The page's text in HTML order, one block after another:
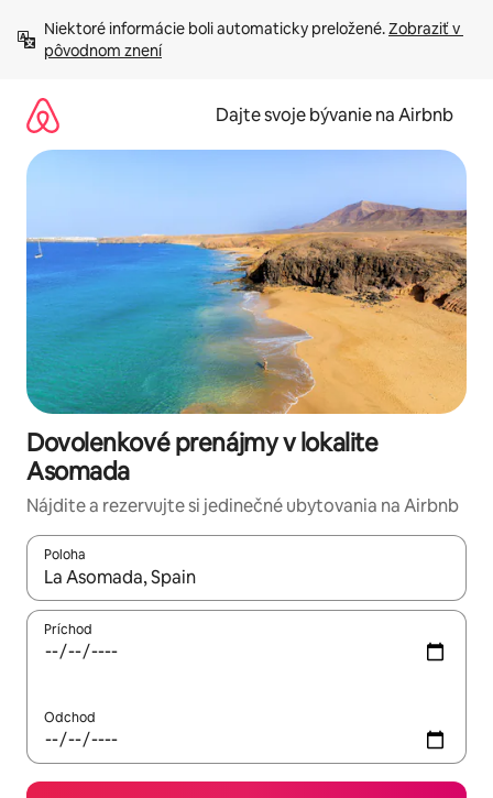
obsah.
Niektoré informácie boli automaticky preložené. Zobraziť v
pôvodnom znení
Dajte svoje bývanie na Airbnb
Dovolenkové prenájmy v lokalite
Asomada
Nájdite a rezervujte si jedinečné ubytovania na Airbnb
Poloha
Keď budú výsledky k dispozícii, môžete si ich prechádzať
Príchod
Odchod